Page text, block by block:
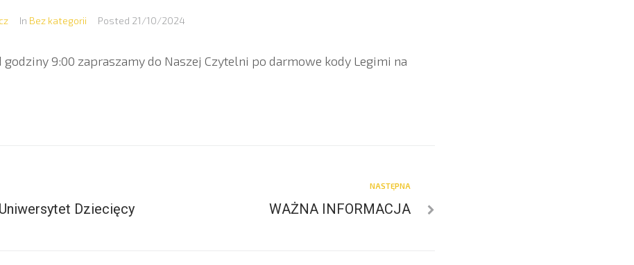
In Bez kategorii Posted 21/10/2024
godziny 9:00 zapraszamy do Naszej Czytelni po darmowe kody Legimi na
Dziecięcy
NASTĘPNA
WAŻNA INFORMACJA